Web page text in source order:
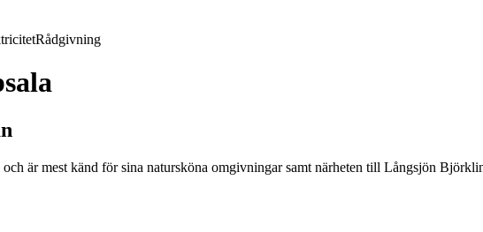
Rådgivning
är mest känd för sina natursköna omgivningar samt närheten till Långsjön